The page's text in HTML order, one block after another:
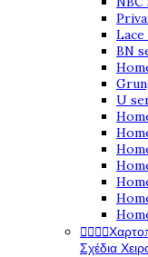
Lace
BN
U

Σχέδια